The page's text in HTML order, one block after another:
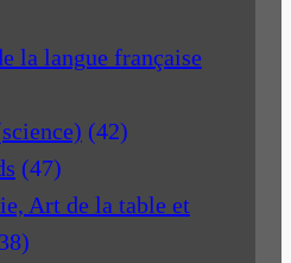
la langue française
(42)
(47)
Art de la table et